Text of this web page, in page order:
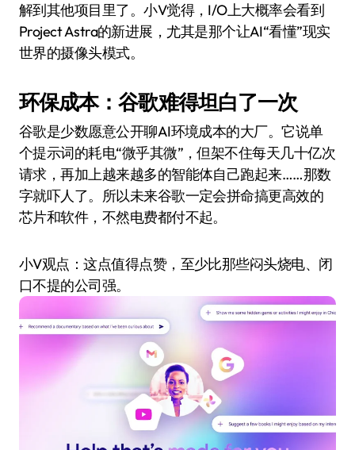
解到其他项目里了。小V觉得，I/O上大概率会看到
Project Astra的新进展，尤其是那个让AI“看懂”现实
世界的摄像头模式。
环保成本：谷歌难得坦白了一次
谷歌是少数愿意公开聊AI环境成本的大厂。它说单
个提示词的耗电“微乎其微”，但架不住每天几十亿次
请求，再加上越来越多的智能体自己跑起来……那数
字就吓人了。所以未来谷歌一定会拼命搞更高效的
芯片和软件，不然电费都付不起。
小V观点：这点值得点赞，至少比那些闷头烧电、闭
口不提的公司强。